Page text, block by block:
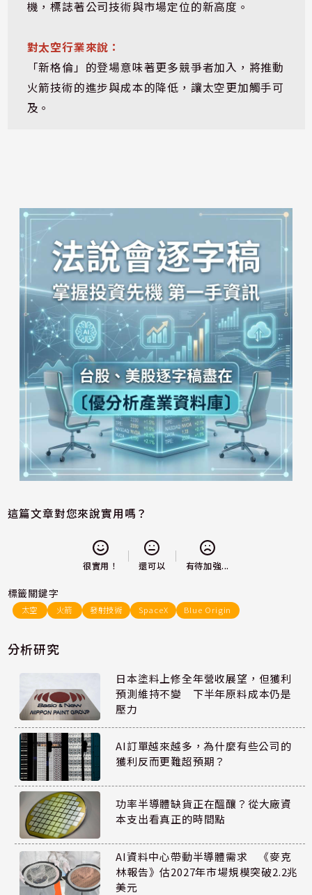
機，標誌著公司技術與市場定位的新高度。
對太空行業來說：
「新格倫」的登場意味著更多競爭者加入，將推動
火箭技術的進步與成本的降低，讓太空更加觸手可
及。
這篇文章對您來說實用嗎？
很實用！ 還可以 有待加強...
標籤關鍵字
太空 火箭 發射技術 SpaceX Blue Origin
分析研究
日本塗料上修全年營收展望，但獲利
預測維持不變 下半年原料成本仍是
壓力
AI訂單越來越多，為什麼有些公司的
獲利反而更難超預期？
功率半導體缺貨正在醞釀？從大廠資
本支出看真正的時間點
AI資料中心帶動半導體需求 《麥克
林報告》估2027年市場規模突破2.2兆
美元